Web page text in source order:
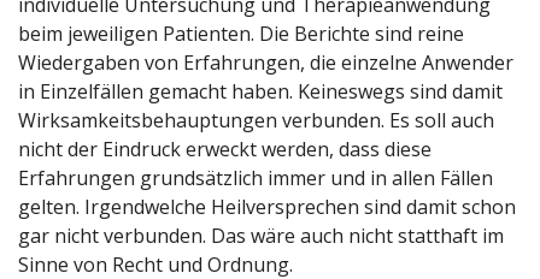
beim jeweiligen Patienten. Die Berichte sind reine
Wiedergaben von Erfahrungen, die einzelne Anwender
in Einzelfällen gemacht haben. Keineswegs sind damit
Wirksamkeitsbehauptungen verbunden. Es soll auch
nicht der Eindruck erweckt werden, dass diese
Erfahrungen grundsätzlich immer und in allen Fällen
gelten. Irgendwelche Heilversprechen sind damit schon
gar nicht verbunden. Das wäre auch nicht statthaft im
Sinne von Recht und Ordnung.